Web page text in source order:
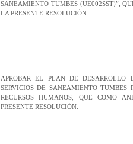
SANEAMIENTO TUMBES (UE002SST)”,
LA PRESENTE RESOLUCIÓN.
APROBAR EL PLAN DE DESARROLLO
SERVICIOS DE SANEAMIENTO
RECURSOS HUMANOS, QUE COMO
PRESENTE RESOLUCIÓN.